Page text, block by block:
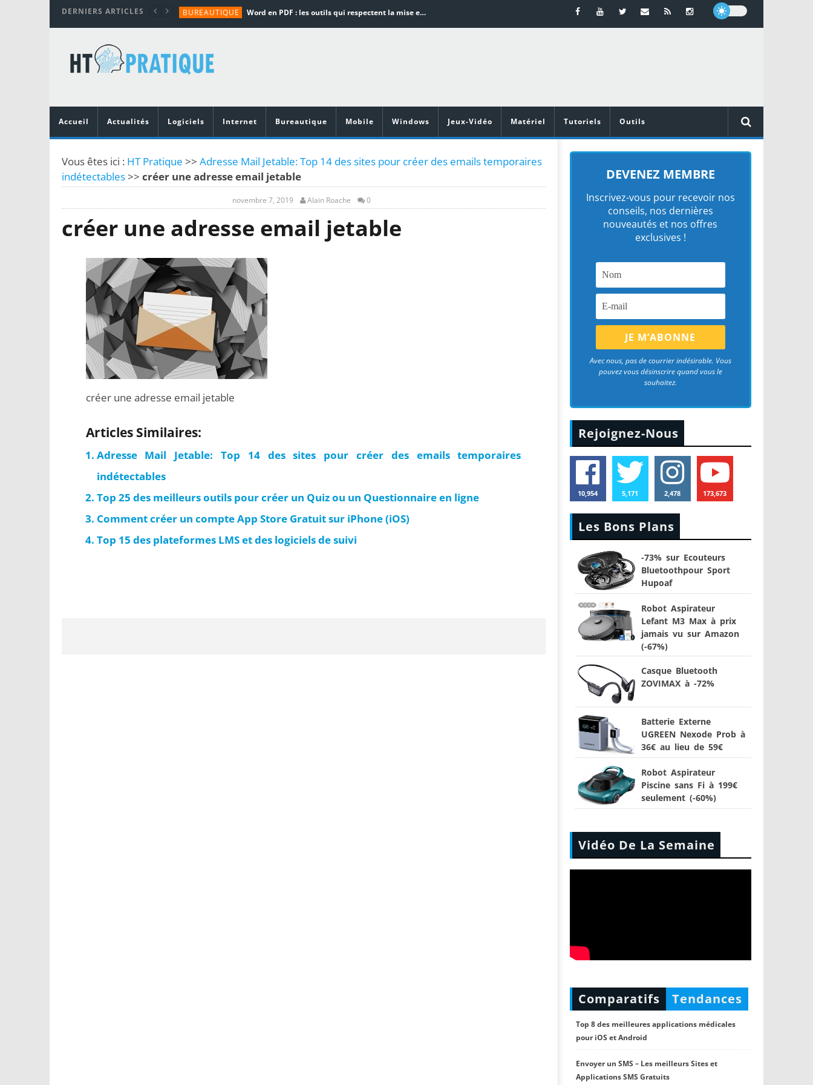
DERNIERS ARTICLES BUREAUTIQUE Word en PDF : les outils qui respectent la mise en page
TUTORIALS
MATÉRIEL
Vidéoprojecteurs Asus : Top 6 des meilleurs modèles de la marque
Accueil
Actualités Logiciels Internet Bureautique Mobile Windows Jeux-Vidéo Matériel Tutoriels Outils
Vous êtes ici : HT Pratique >> Adresse Mail Jetable: Top 14 des sites pour créer des emails temporaires
indétectables>> créer une adresse email jetable
novembre 7, 2019 Alain Roache 0
créer une adresse email jetable
créer une adresse email jetable
Articles Similaires:
Adresse Mail Jetable: Top 14 des sites pour créer des emails temporaires
indétectables
Top 25 des meilleurs outils pour créer un Quiz ou un Questionnaire en ligne
Comment créer un compte App Store Gratuit sur iPhone (iOS)
Top 15 des plateformes LMS et des logiciels de suivi
DEVENEZ MEMBRE
Inscrivez-vous pour recevoir nos
conseils, nos dernières
nouveautés et nos offres
exclusives !
Avec nous, pas de courrier indésirable. Vous
pouvez vous désinscrire quand vous le
souhaitez.
Rejoignez-Nous
10,954 5,171 2,478 173,673
Les Bons Plans
-73% sur Ecouteurs
Bluetoothpour Sport
Hupoaf
Robot Aspirateur
Lefant M3 Max à prix
jamais vu sur Amazon
(-67%)
Casque Bluetooth
ZOVIMAX à -72%
Batterie Externe
UGREEN Nexode Prob à
36€ au lieu de 59€
Robot Aspirateur
Piscine sans Fi à 199€
seulement (-60%)
Vidéo De La Semaine
Comparatifs Tendances
Top 8 des meilleures applications médicales
pour iOS et Android
Envoyer un SMS – Les meilleurs Sites et
Applications SMS Gratuits